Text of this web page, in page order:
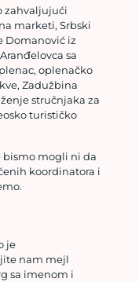
zahvaljujući
marketi, Srbski
Domanović iz
sa
oplenačko
Zadužbina
stručnjaka za
turističko
bismo mogli ni da
koordinatora i
je
nam mejl
sa imenom i